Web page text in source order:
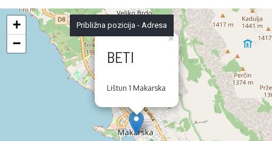
BETI
Lištun 1 Makarska
×
+
−
Približna pozicija - Adresa